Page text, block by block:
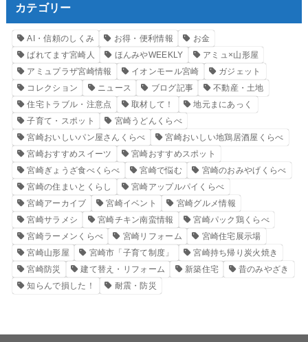
カテゴリー
AI・信頼のしくみ お得・便利情報
お金
ばれてます宮崎人
ほんみやWEEKLY
アミュ×山形屋
アミュプラザ宮崎情報
イオンモール宮崎
ガジェット
コレクション
ニュース ブログ記事
不動産・土地
住宅トラブル・注意点
取材して！
地元まにあっく
子育て・スポット
宮崎うどんくらべ
宮崎おいしいパン屋さんくらべ
宮崎おいしい地鶏居酒屋くらべ
宮崎おすすめスイーツ
宮崎おすすめスポット
宮崎ぎょうざ食べくらべ
宮崎で悩む
宮崎のおみやげくらべ
宮崎の住まいとくらし
宮崎アップルパイくらべ
宮崎アーカイブ
宮崎イベント
宮崎グルメ情報
宮崎サラメシ
宮崎チキン南蛮情報
宮崎パック鶏くらべ
宮崎ラーメンくらべ
宮崎リフォーム
宮崎住宅展示場
宮崎山形屋
宮崎市「子育て制度」
宮崎持ち帰り炭火焼き
宮崎防災
建て替え・リフォーム 新築住宅
昔のみやざき
知らんで損した！
耐震・防災